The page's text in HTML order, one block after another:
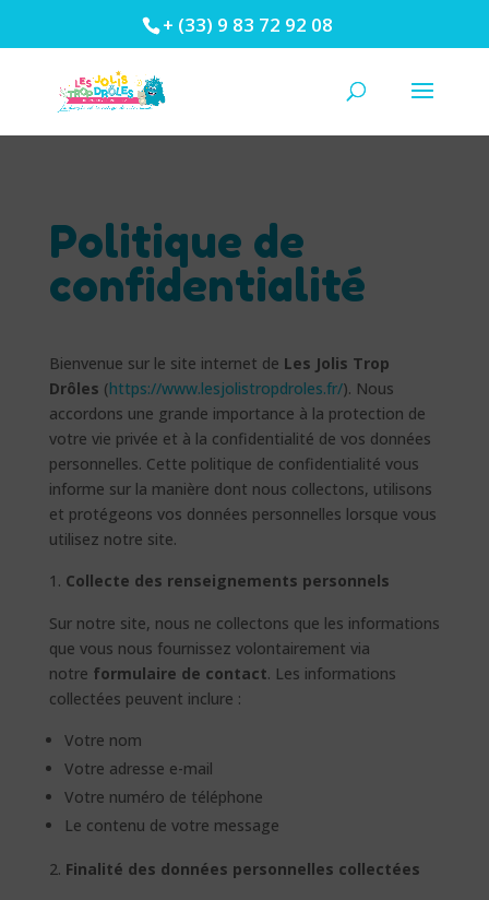
+ (33) 9 83 72 92 08
Politique de
confidentialité
Bienvenue sur le site internet de Les Jolis Trop
Drôles (https://www.lesjolistropdroles.fr/). Nous
accordons une grande importance à la protection de
votre vie privée et à la confidentialité de vos données
personnelles. Cette politique de confidentialité vous
informe sur la manière dont nous collectons, utilisons
et protégeons vos données personnelles lorsque vous
utilisez notre site.
Collecte des renseignements personnels
Sur notre site, nous ne collectons que les informations
que vous nous fournissez volontairement via
notre formulaire de contact. Les informations
collectées peuvent inclure :
Votre nom
Votre adresse e-mail
Votre numéro de téléphone
Le contenu de votre message
Finalité des données personnelles collectées